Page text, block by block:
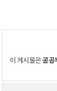
이 게시물은공공